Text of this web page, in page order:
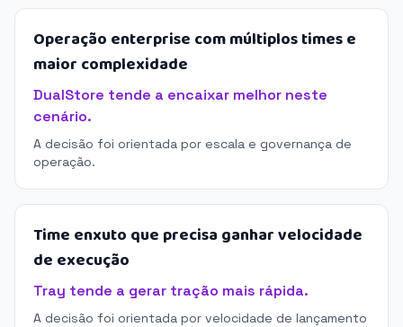
Operação enterprise com múltiplos times e
maior complexidade
DualStore tende a encaixar melhor neste
cenário.
A decisão foi orientada por escala e governança de
operação.
Time enxuto que precisa ganhar velocidade
de execução
Tray tende a gerar tração mais rápida.
A decisão foi orientada por velocidade de lançamento